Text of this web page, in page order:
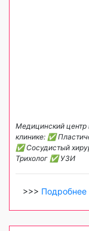
Медицинский центр
клинике: ✅
✅ Сосудистый
Трихолог ✅ УЗИ
>>> Подробнее